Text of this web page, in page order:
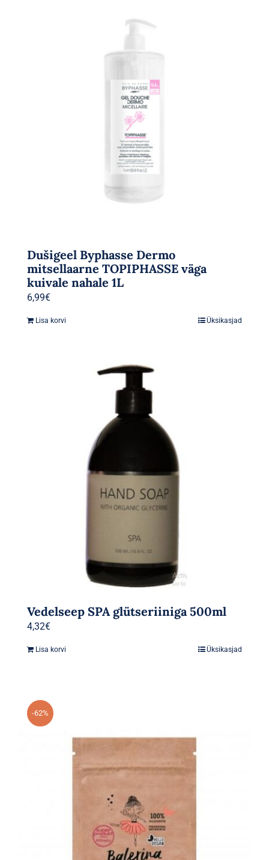
Dušigeel Byphasse Dermo
mitsellaarne TOPIPHASSE väga
kuivale nahale 1L
6,99€
Lisa korvi Üksikasjad
Vedelseep SPA glütseriiniga 500ml
4,32€
Lisa korvi Üksikasjad
-62%